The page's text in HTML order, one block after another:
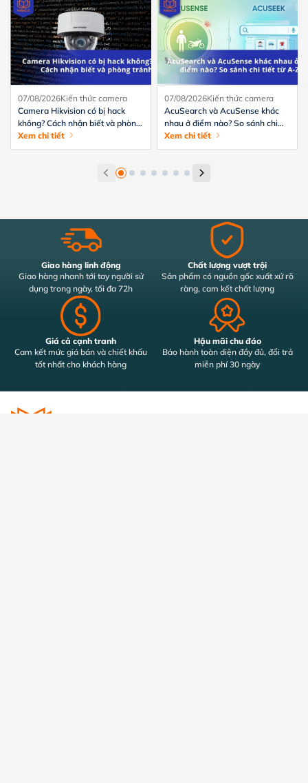
07/08/2026Kiến thức camera
Camera Hikvision có bị hack
không? Cách nhận biết và phòng
tránh hiệu quả
Xem chi tiết
07/08/2026Kiến thức camera
AcuSearch và AcuSense khác
nhau ở điểm nào? So sánh chi
tiết từ A-Z
Xem chi tiết
Giao hàng linh động
Giao hàng nhanh tới tay người sử
dụng trong ngày, tối đa 72h
Chất lượng vượt trội
Sản phẩm có nguồn gốc xuất xứ rõ
ràng, cam kết chất lượng
Giá cả cạnh tranh
Cam kết mức giá bán và chiết khấu
tốt nhất cho khách hàng
Hậu mãi chu đáo
Bảo hành toàn diện đầy đủ, đổi trả
miễn phí 30 ngày